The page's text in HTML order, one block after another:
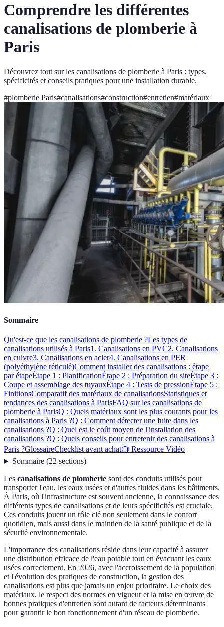
Comprendre les différentes
canalisations de plomberie à
Paris
Découvrez tout sur les canalisations de plomberie à Paris : types,
spécificités et conseils pratiques pour une installation durable.
#plomberie Paris#canalisations#construction#entretien#matériaux
Sommaire
Qu'est-ce que les canalisations de plomberie ?Les types de
canalisations utilisés à Paris1. Canalisations en PVC2. Canalisations
en cuivre3. Canalisations en acier4. Canalisations en PER
(polyéthylène réticulé)Comment installer des canalisations : étape
par étapeÉtape 1 : PlanificationÉtape 2 : Préparation du siteÉtape 3 :
Coupe et assemblage des tuyauxÉtape 4 : Tests de pressionÉtape 5 :
FinitionsComparatif des matériaux de canalisationsStatistiques et
tendances des canalisations à ParisFAQ sur les canalisations de
plomberie à ParisQ : Quels matériaux sont les plus courants pour les
canalisations à Paris ?Q : Comment détecter une fuite dans les
canalisations ?Q : Quel est le coût moyen de l'installation des
canalisations ?Q : Quels conseils pour entretenir des canalisations à
Paris ?GlossaireChecklist avant achat📺 Ressource Vidéo
Sommaire(22 sections)
Les canalisations de plomberie sont des conduits utilisés pour
transporter l'eau, les eaux usées et d'autres fluides dans les bâtiments.
À Paris, où l'infrastructure est souvent ancienne, la connaissance des
différents types de canalisations et de leurs spécificités est cruciale.
Ces conduits jouent un rôle clé non seulement dans le confort
quotidien, mais aussi dans le maintien de la santé publique et de la
sécurité environnementale.
L'importance des canalisations réside dans leur capacité à assurer
une distribution efficace de l'eau potable tout en évacuant les eaux
usées correctement. En 2026, avec l'accroissement de la population
et l'évolution des pratiques de construction, la gestion des
canalisations est plus que jamais un enjeu prioritaire. Le choix des
matériaux, le respect des normes en vigueur et la mise en œuvre de
bonnes pratiques d'entretien sont autant de facteurs déterminants
pour garantir le bon fonctionnement d'un réseau de plomberie.